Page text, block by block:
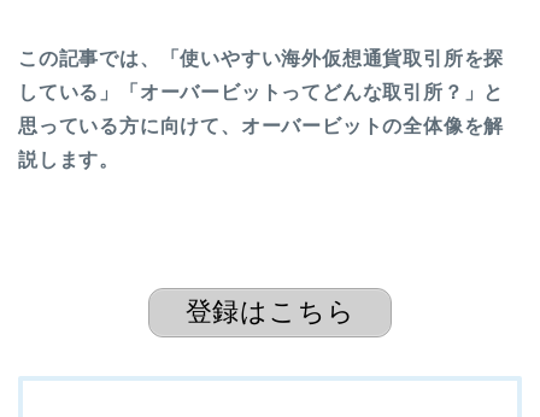
この記事では、「使いやすい海外仮想通貨取引所を探
している」「オーバービットってどんな取引所？」と
思っている方に向けて、オーバービットの全体像を解
説します。
登録はこちら